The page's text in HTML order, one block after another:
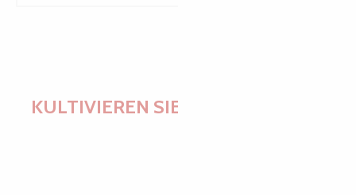
KULTIVIEREN SIE IHRE WÜNSCHE